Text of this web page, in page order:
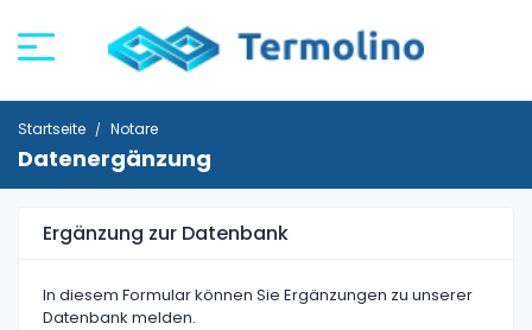
Startseite Notare
Datenergänzung
Ergänzung zur Datenbank
In diesem Formular können Sie Ergänzungen zu unserer
Datenbank melden.